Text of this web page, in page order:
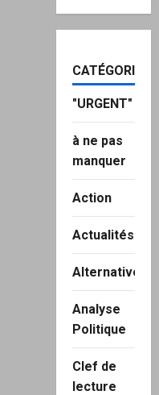
CATÉGORIES
"URGENT"
à ne pas
manquer
Action
Actualités
Alternatives
Analyse
Politique
Clef de
lecture